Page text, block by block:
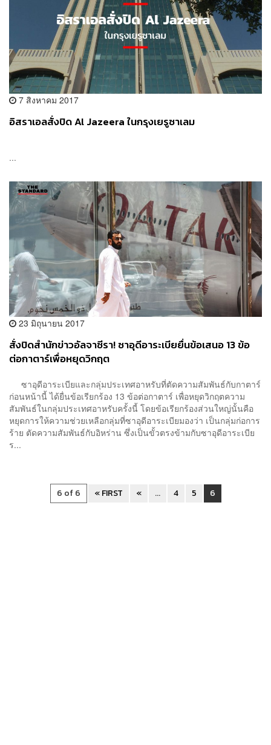
7 สิงหาคม 2017
อิสราเอลสั่งปิด Al Jazeera ในกรุงเยรูซาเลม
...
23 มิถุนายน 2017
สั่งปิดสำนักข่าวอัลจาซีรา! ซาอุดีอาระเบียยื่นข้อเสนอ 13 ข้อ
ต่อกาตาร์เพื่อหยุดวิกฤต
ซาอุดีอาระเบียและกลุ่มประเทศอาหรับที่ตัดความสัมพันธ์กับกาตาร์
ก่อนหน้านี้ ได้ยื่นข้อเรียกร้อง 13 ข้อต่อกาตาร์ เพื่อหยุดวิกฤตความ
สัมพันธ์ในกลุ่มประเทศอาหรับครั้งนี้ โดยข้อเรียกร้องส่วนใหญ่นั้นคือ
หยุดการให้ความช่วยเหลือกลุ่มที่ซาอุดีอาระเบียมองว่า เป็นกลุ่มก่อการ
ร้าย ตัดความสัมพันธ์กับอิหร่าน ซึ่งเป็นขั้วตรงข้ามกับซาอุดีอาระเบีย
ร...
6 of 6 « FIRST « ... 4 5 6